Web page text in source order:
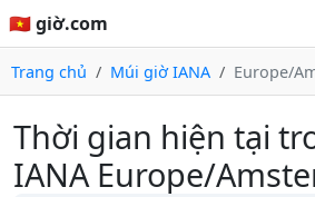
🇻🇳 giờ.com
Trang chủ Múi giờ IANA Europe/
Thời gian hiện tại
IANA Europe/